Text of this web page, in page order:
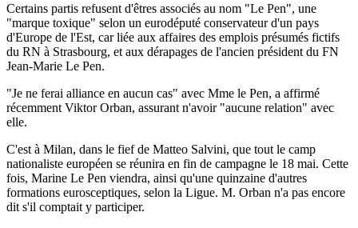
Certains partis refusent d'êtres associés au nom "Le Pen", une
"marque toxique" selon un eurodéputé conservateur d'un pays
d'Europe de l'Est, car liée aux affaires des emplois présumés fictifs
du RN à Strasbourg, et aux dérapages de l'ancien président du FN
Jean-Marie Le Pen.
"Je ne ferai alliance en aucun cas" avec Mme le Pen, a affirmé
récemment Viktor Orban, assurant n'avoir "aucune relation" avec
elle.
C'est à Milan, dans le fief de Matteo Salvini, que tout le camp
nationaliste européen se réunira en fin de campagne le 18 mai. Cette
fois, Marine Le Pen viendra, ainsi qu'une quinzaine d'autres
formations eurosceptiques, selon la Ligue. M. Orban n'a pas encore
dit s'il comptait y participer.